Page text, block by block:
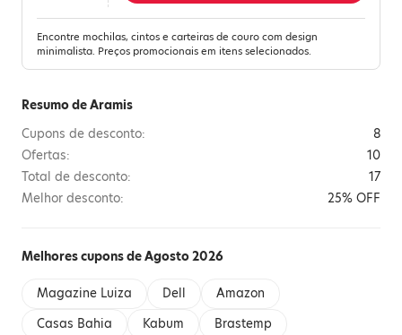
Encontre mochilas, cintos e carteiras de couro com design
minimalista. Preços promocionais em itens selecionados.
Resumo de Aramis
Cupons de desconto:
8
Ofertas:
10
Total de desconto:
17
Melhor desconto:
25% OFF
Melhores cupons de Agosto 2026
Magazine Luiza Dell
Amazon
Casas Bahia
Kabum Brastemp